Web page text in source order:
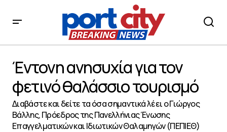
Έντονη ανησυχία για τον
φετινό θαλάσσιο τουρισμό
Διαβάστε και δείτε τα όσα σημαντικά λέει ο Γιώργος
Βάλλης, Πρόεδρος της Πανελλήνιας Ένωσης
Επαγγελματικών και Ιδιωτικών Θαλαμηγών (ΠΕΠΙΕΘ)